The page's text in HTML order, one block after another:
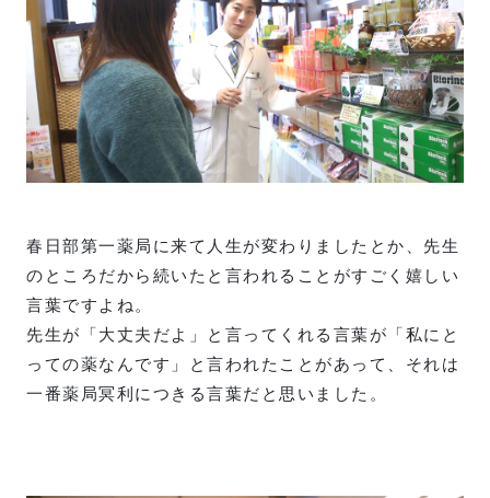
春日部第一薬局に来て人生が変わりましたとか、先生
のところだから続いたと言われることがすごく嬉しい
言葉ですよね。
先生が「大丈夫だよ」と言ってくれる言葉が「私にと
っての薬なんです」と言われたことがあって、それは
一番薬局冥利につきる言葉だと思いました。